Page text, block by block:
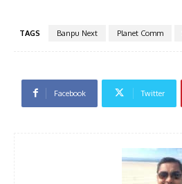
TAGS Banpu Next Planet Comm
Facebook Twitter